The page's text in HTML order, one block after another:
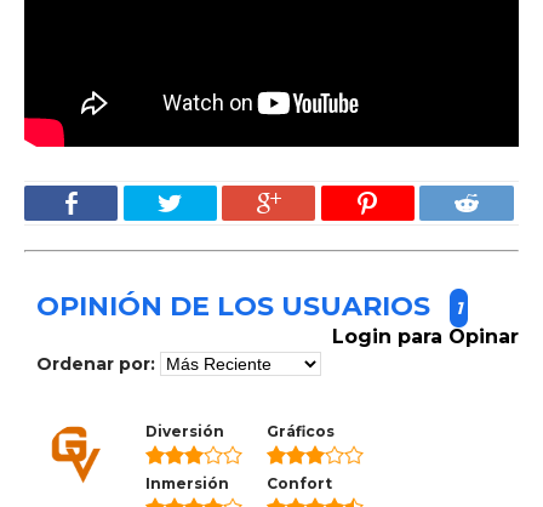
OPINIÓN DE LOS USUARIOS 1
Login para Opinar
Ordenar por:
Diversión Gráficos
Inmersión Confort